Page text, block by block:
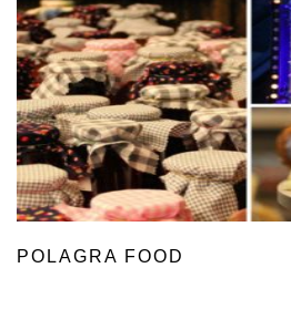
POLAGRA FOOD